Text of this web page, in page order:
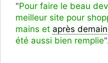
"Pour faire le beau
meilleur site pour
mains et après demain
été aussi bien remplie